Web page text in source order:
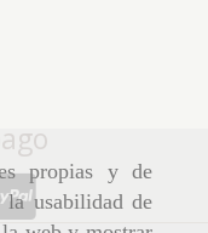
propias y de
la usabilidad de